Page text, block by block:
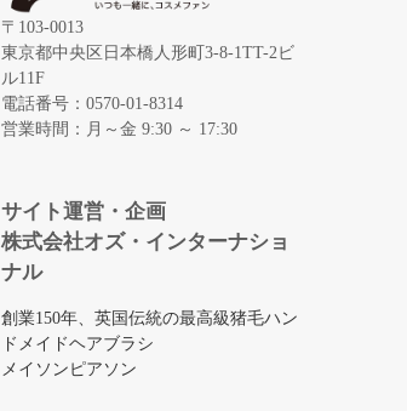
〒103-0013
東京都中央区日本橋人形町3-8-1TT-2ビ
ル11F
電話番号：0570-01-8314
営業時間：月～金 9:30 ～ 17:30
サイト運営・企画
株式会社オズ・インターナショ
ナル
創業150年、英国伝統の最高級猪毛ハン
ドメイドヘアブラシ
メイソンピアソン